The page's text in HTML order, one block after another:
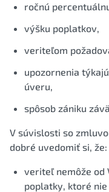
ročnú
výšku poplatkov,
veriteľom
upozornenia
úveru,
spôsob zániku
V súvislosti so
dobré uvedomiť si, že:
veriteľ nemôže od
poplatky, ktoré